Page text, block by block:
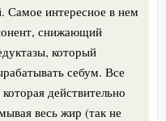
Самое интересное в нем
снижающий
который
себум. Все
действительно
весь жир (так не